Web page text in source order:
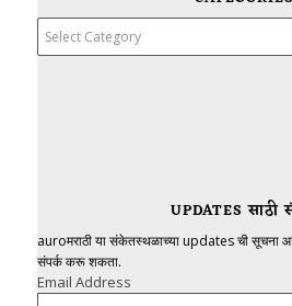
Categories
UPDATES साठी
auroमराठी या संकेतस्थळाच्या updates ची सूचना
संपर्क करू शकता.
Email Address